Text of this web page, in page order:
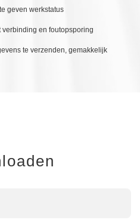
geven werkstatus
en foutopsporing
te verzenden, gemakkelijk